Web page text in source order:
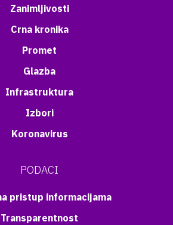
Zanimljivosti
Crna kronika
Promet
Glazba
Infrastruktura
Izbori
Koronavirus
PODACI
pristup informacijama
Transparentnost